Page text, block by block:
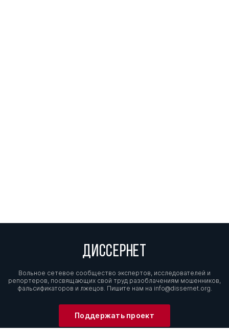
ДИССЕРНЕТ
Вольное сетевое сообщество экспертов, исследователей и
репортеров, посвящающих свой труд разоблачениям мошенников,
фальсификаторов и лжецов. Пишите нам на info@dissernet.org.
Поддержать проект